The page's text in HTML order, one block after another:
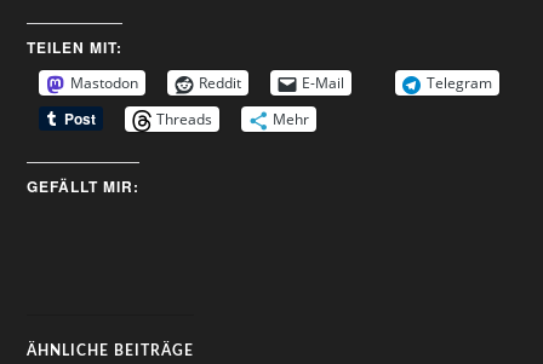
TEILEN MIT:
Mastodon Reddit E-Mail
Telegram
Threads
Mehr
GEFÄLLT MIR:
ÄHNLICHE BEITRÄGE